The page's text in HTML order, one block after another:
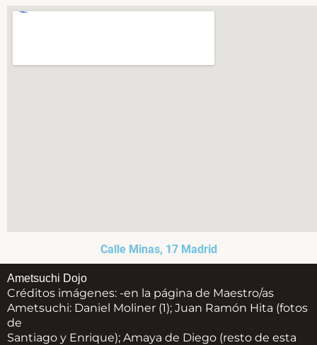
Calle Minas, 17 Madrid
Ametsuchi Dojo
Créditos imágenes: -en la página de Maestro/as
Ametsuchi: Daniel Moliner (1); Juan Ramón Hita (fotos
de
Santiago y Enrique); Amaya de Diego (resto de esta